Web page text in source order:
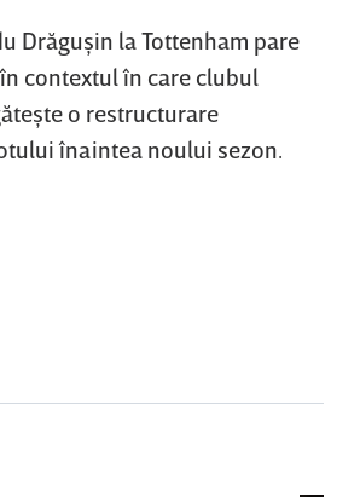
Drăguşin la Tottenham pare
contextul în care clubul
o restructurare
înaintea noului sezon.